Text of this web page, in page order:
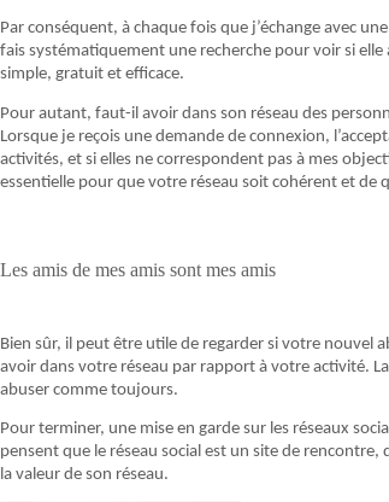
Par conséquent, à chaque fois que j’échange avec
fais systématiquement une recherche pour voir si elle
simple, gratuit et efficace.
Pour autant, faut-il avoir dans son réseau des
Lorsque je reçois une demande de connexion,
activités, et si elles ne correspondent pas à mes
essentielle pour que votre réseau soit cohérent et de
Les amis de mes amis sont mes amis
Bien sûr, il peut être utile de regarder si votre nouvel
avoir dans votre réseau par rapport à votre activité.
abuser comme toujours.
Pour terminer, une mise en garde sur les réseaux
pensent que le réseau social est un site de
la valeur de son réseau.